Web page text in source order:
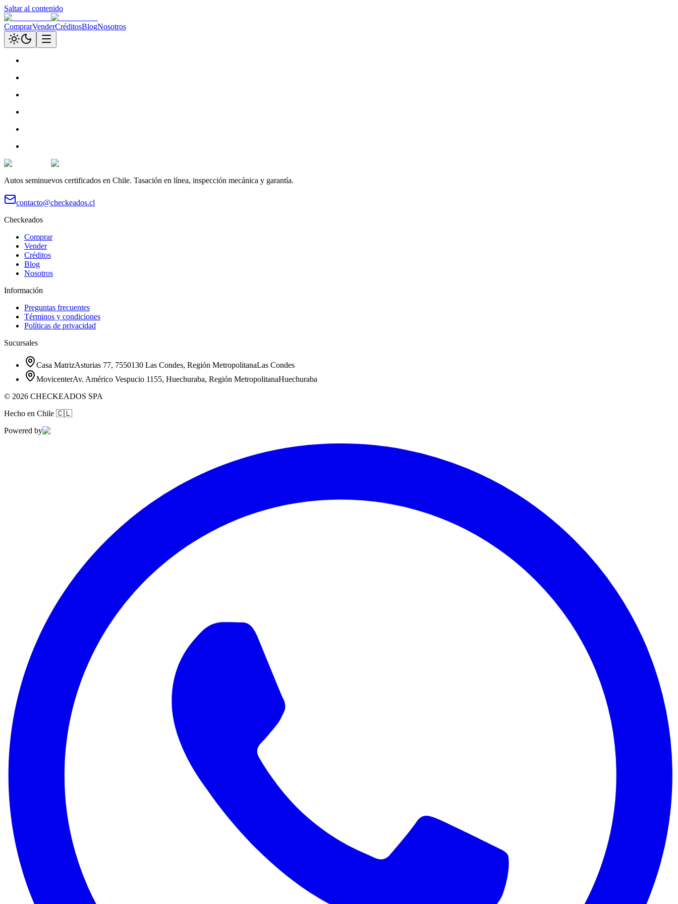
Saltar al contenido
ComprarVenderCréditosBlogNosotros
Autos seminuevos certificados en Chile. Tasación en línea, inspección mecánica y garantía.
contacto@checkeados.cl
Checkeados
Comprar
Vender
Créditos
Blog
Nosotros
Información
Preguntas frecuentes
Términos y condiciones
Políticas de privacidad
Sucursales
Casa MatrizAsturias 77, 7550130 Las Condes, Región MetropolitanaLas Condes
MovicenterAv. Américo Vespucio 1155, Huechuraba, Región MetropolitanaHuechuraba
© 2026 CHECKEADOS SPA
Hecho en Chile 🇨🇱
Powered by